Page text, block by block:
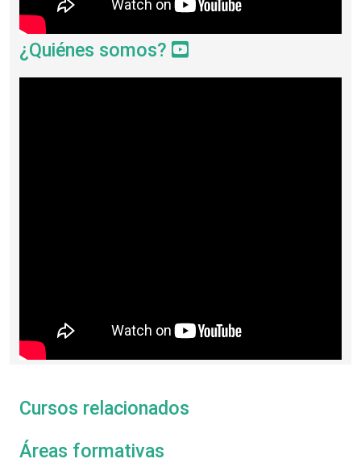
¿Quiénes somos?
Cursos relacionados
Áreas formativas